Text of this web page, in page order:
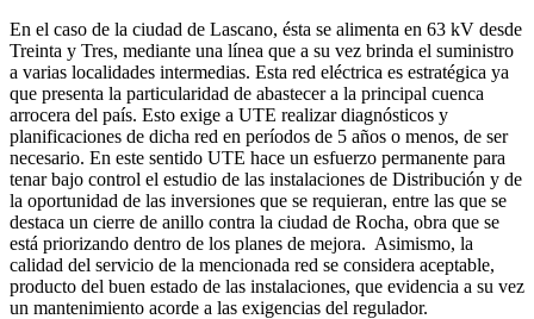
En el caso de la ciudad de Lascano, ésta se alimenta en 63 kV desde
Treinta y Tres, mediante una línea que a su vez brinda el suministro
a varias localidades intermedias. Esta red eléctrica es estratégica ya
que presenta la particularidad de abastecer a la principal cuenca
arrocera del país. Esto exige a UTE realizar diagnósticos y
planificaciones de dicha red en períodos de 5 años o menos, de ser
necesario. En este sentido UTE hace un esfuerzo permanente para
tenar bajo control el estudio de las instalaciones de Distribución y de
la oportunidad de las inversiones que se requieran, entre las que se
destaca un cierre de anillo contra la ciudad de Rocha, obra que se
está priorizando dentro de los planes de mejora. Asimismo, la
calidad del servicio de la mencionada red se considera aceptable,
producto del buen estado de las instalaciones, que evidencia a su vez
un mantenimiento acorde a las exigencias del regulador.